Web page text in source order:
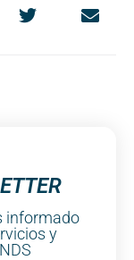
informado
y